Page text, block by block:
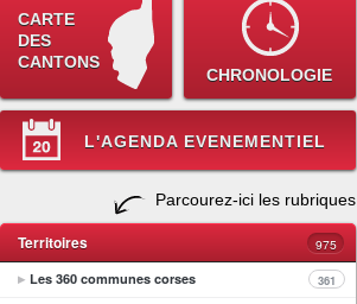
CARTE
DES
CANTONS
CHRONOLOGIE
L'AGENDA EVENEMENTIEL
Parcourez-ici les rubriques
Territoires
975
Les 360 communes corses
361